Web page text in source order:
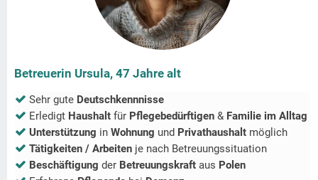
Betreuerin Ursula, 47 Jahre alt
Sehr gute Deutschkennnisse
Erledigt Haushalt für Pflegebedürftigen & Familie im Alltag
Unterstützung in Wohnung und Privathaushalt möglich
Tätigkeiten / Arbeiten je nach Betreuungssituation
Beschäftigung der Betreuungskraft aus Polen